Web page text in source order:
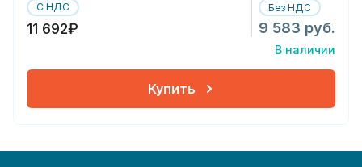
С НДС
11 692₽
Без НДС
9 583 руб.
В наличии
Купить